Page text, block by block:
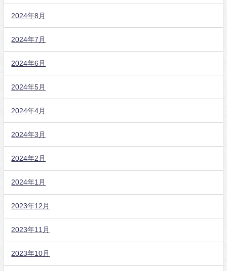
2024年8月
2024年7月
2024年6月
2024年5月
2024年4月
2024年3月
2024年2月
2024年1月
2023年12月
2023年11月
2023年10月